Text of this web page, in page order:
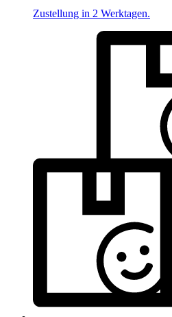
Zustellung in 2 Werktagen.